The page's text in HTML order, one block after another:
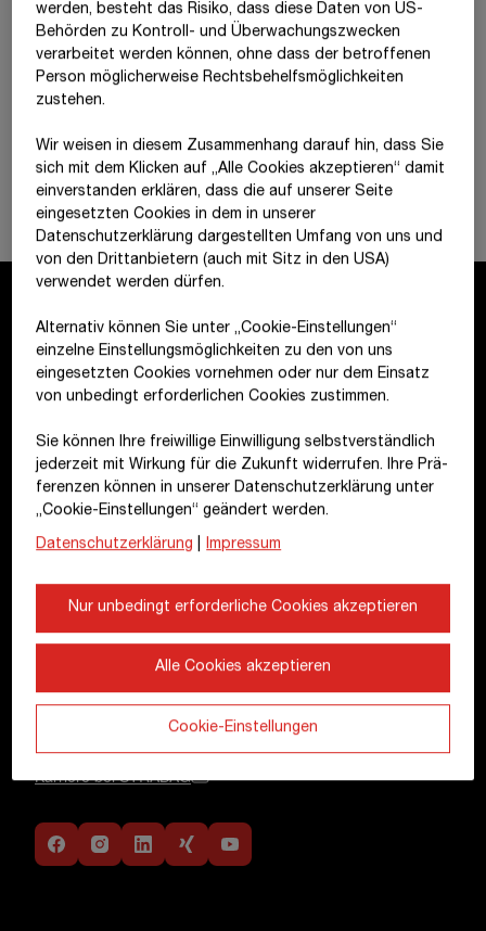
Kontakt
Donau-City-Str. 9
1220 Wien
Österreich
+43 1 22422-0
pr@strabag.com
Weitere Links
Glossar
STRABAG SE
Karriere bei STRABAG
werden, besteht das Risiko, dass diese Daten von US-
Behörden zu Kontroll- und Überwachungszwecken
verarbeitet werden können, ohne dass der betroffenen
Person möglicherweise Rechtsbehelfsmöglichkeiten
zustehen.
Wir weisen in diesem Zusammenhang darauf hin, dass Sie
sich mit dem Klicken auf „Alle Cookies akzeptieren“ damit
ein­ver­standen erklären, dass die auf unserer Seite
eingesetzten Cookies in dem in unserer
Datenschutzerklärung dargestellten Umfang von uns und
von den Drittanbietern (auch mit Sitz in den USA)
verwendet werden dürfen.
Alternativ können Sie unter „Cookie-Einstellungen“
einzelne Einstellungsmöglichkeiten zu den von uns
eingesetzten Cookies vornehmen oder nur dem Einsatz
von unbedingt erforderlichen Cookies zustimmen.
Sie können Ihre freiwillige Einwilligung selbstverständlich
jederzeit mit Wirkung für die Zukunft widerrufen. Ihre Prä­
fe­renzen können in unserer Datenschutzerklärung unter
„Cookie-Einstellungen“ geändert werden.
Datenschutzerklärung Impressum
Nur unbedingt erforderliche Cookies akzeptieren
Alle Cookies akzeptieren
Cookie-Einstellungen